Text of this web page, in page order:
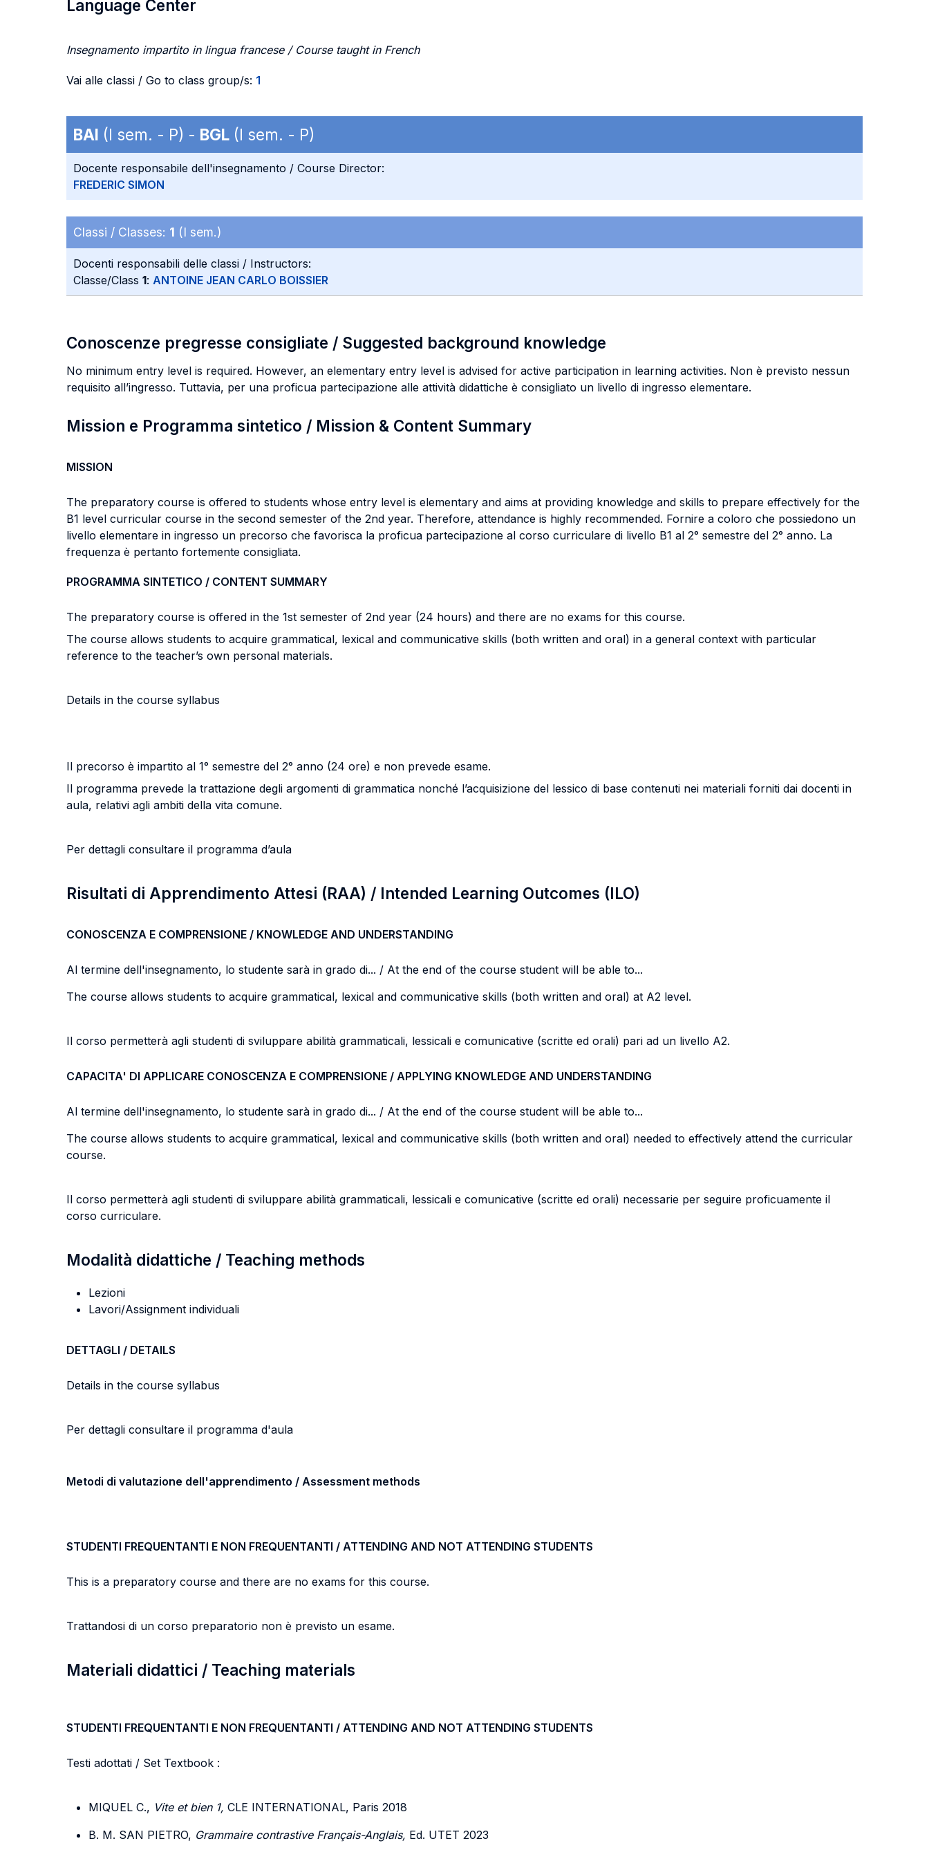
Language Center
Insegnamento impartito in lingua francese / Course taught in French
Vai alle classi / Go to class group/s: 1
BAI (I sem. - P) - BGL (I sem. - P)
Docente responsabile dell'insegnamento / Course Director:
FREDERIC SIMON
Classi / Classes: 1 (I sem.)
Docenti responsabili delle classi / Instructors:
Classe/Class 1: ANTOINE JEAN CARLO BOISSIER
Conoscenze pregresse consigliate / Suggested background knowledge
No minimum entry level is required. However, an elementary entry level is advised for active participation in learning activities. Non è previsto nessun
requisito all’ingresso. Tuttavia, per una proficua partecipazione alle attività didattiche è consigliato un livello di ingresso elementare.
Mission e Programma sintetico / Mission & Content Summary
MISSION
The preparatory course is offered to students whose entry level is elementary and aims at providing knowledge and skills to prepare effectively for the
B1 level curricular course in the second semester of the 2nd year. Therefore, attendance is highly recommended. Fornire a coloro che possiedono un
livello elementare in ingresso un precorso che favorisca la proficua partecipazione al corso curriculare di livello B1 al 2° semestre del 2° anno. La
frequenza è pertanto fortemente consigliata.
PROGRAMMA SINTETICO / CONTENT SUMMARY
The preparatory course is offered in the 1st semester of 2nd year (24 hours) and there are no exams for this course.
The course allows students to acquire grammatical, lexical and communicative skills (both written and oral) in a general context with particular
reference to the teacher’s own personal materials.
Details in the course syllabus
Il precorso è impartito al 1° semestre del 2° anno (24 ore) e non prevede esame.
Il programma prevede la trattazione degli argomenti di grammatica nonché l’acquisizione del lessico di base contenuti nei materiali forniti dai docenti in
aula, relativi agli ambiti della vita comune.
Per dettagli consultare il programma d’aula
Risultati di Apprendimento Attesi (RAA) / Intended Learning Outcomes (ILO)
CONOSCENZA E COMPRENSIONE / KNOWLEDGE AND UNDERSTANDING
Al termine dell'insegnamento, lo studente sarà in grado di... / At the end of the course student will be able to...
The course allows students to acquire grammatical, lexical and communicative skills (both written and oral) at A2 level.
Il corso permetterà agli studenti di sviluppare abilità grammaticali, lessicali e comunicative (scritte ed orali) pari ad un livello A2.
CAPACITA' DI APPLICARE CONOSCENZA E COMPRENSIONE / APPLYING KNOWLEDGE AND UNDERSTANDING
Al termine dell'insegnamento, lo studente sarà in grado di... / At the end of the course student will be able to...
The course allows students to acquire grammatical, lexical and communicative skills (both written and oral) needed to effectively attend the curricular
course.
Il corso permetterà agli studenti di sviluppare abilità grammaticali, lessicali e comunicative (scritte ed orali) necessarie per seguire proficuamente il
corso curriculare.
Modalità didattiche / Teaching methods
Lezioni
Lavori/Assignment individuali
DETTAGLI / DETAILS
Details in the course syllabus
Per dettagli consultare il programma d'aula
Metodi di valutazione dell'apprendimento / Assessment methods
STUDENTI FREQUENTANTI E NON FREQUENTANTI / ATTENDING AND NOT ATTENDING STUDENTS
This is a preparatory course and there are no exams for this course.
Trattandosi di un corso preparatorio non è previsto un esame.
Materiali didattici / Teaching materials
STUDENTI FREQUENTANTI E NON FREQUENTANTI / ATTENDING AND NOT ATTENDING STUDENTS
Testi adottati / Set Textbook :
MIQUEL C., Vite et bien 1, CLE INTERNATIONAL, Paris 2018
B. M. SAN PIETRO, Grammaire contrastive Français-Anglais, Ed. UTET 2023